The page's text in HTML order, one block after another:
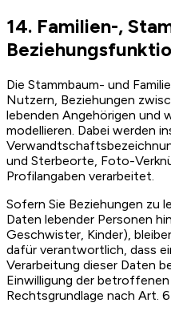
14. Familien-,
Die Stammbaum- und
Nutzern, Beziehungen
lebenden Angehörigen und
modellieren. Dabei werden
und Sterbeorte, Foto-
Profilangaben verarbeitet.
Sofern Sie Beziehungen zu
Daten lebender Personen
Geschwister, Kinder),
dafür verantwortlich, dass
Verarbeitung dieser Daten
Einwilligung der
Rechtsgrundlage nach Art.